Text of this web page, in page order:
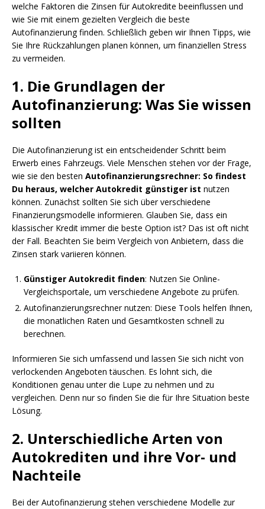
welche Faktoren die Zinsen für Autokredite beeinflussen und
wie Sie mit einem gezielten Vergleich die beste
Autofinanzierung finden. Schließlich geben wir Ihnen Tipps, wie
Sie Ihre Rückzahlungen planen können, um finanziellen Stress
zu vermeiden.
1. Die Grundlagen der
Autofinanzierung: Was Sie wissen
sollten
Die Autofinanzierung ist ein entscheidender Schritt beim
Erwerb eines Fahrzeugs. Viele Menschen stehen vor der Frage,
wie sie den besten Autofinanzierungsrechner: So findest
Du heraus, welcher Autokredit günstiger ist nutzen
können. Zunächst sollten Sie sich über verschiedene
Finanzierungsmodelle informieren. Glauben Sie, dass ein
klassischer Kredit immer die beste Option ist? Das ist oft nicht
der Fall. Beachten Sie beim Vergleich von Anbietern, dass die
Zinsen stark variieren können.
Günstiger Autokredit finden: Nutzen Sie Online-
Vergleichsportale, um verschiedene Angebote zu prüfen.
Autofinanzierungsrechner nutzen: Diese Tools helfen Ihnen,
die monatlichen Raten und Gesamtkosten schnell zu
berechnen.
Informieren Sie sich umfassend und lassen Sie sich nicht von
verlockenden Angeboten täuschen. Es lohnt sich, die
Konditionen genau unter die Lupe zu nehmen und zu
vergleichen. Denn nur so finden Sie die für Ihre Situation beste
Lösung.
2. Unterschiedliche Arten von
Autokrediten und ihre Vor- und
Nachteile
Bei der Autofinanzierung stehen verschiedene Modelle zur